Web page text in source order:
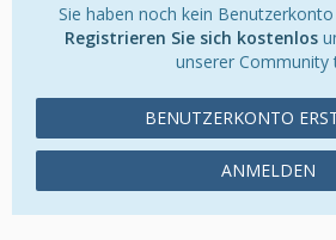
Sie haben noch kein
Registrieren Sie sich kostenlos
unserer Community
BENUTZERKONTO
ANMELDEN